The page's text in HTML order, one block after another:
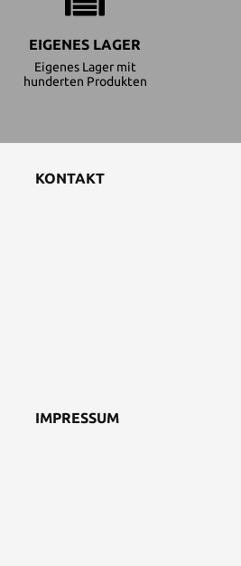
EIGENES LAGER
Eigenes Lager mit
hunderten Produkten
KONTAKT
IMPRESSUM